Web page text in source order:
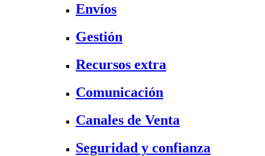
Envíos
Gestión
Recursos extra
Comunicación
Canales de Venta
Seguridad y confianza